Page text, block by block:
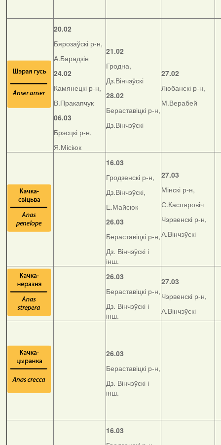
20.02
Бярозаўскі р-н,
А.Барадзін
24.02
Камянецкі р-н,
В.Пракапчук
06.03
Брэсцкі р-н,
Я.Місіюк
21.02
Гродна,
Дз.Вінчэўскі
28.02
Бераставіцкі р-н,
Дз.Вінчэўскі
27.02
Любанскі р-н,
М.Верабей
16.03
Гродзенскі р-н,
Дз.Вінчэўскі,
Е.Майсюк
26.03
Бераставіцкі р-н,
Дз. Вінчэўскі і
інш.
27.03
Мінскі р-н,
С.Каспяровіч
Чэрвенскі р-н,
А.Вінчэўскі
26.03
Бераставіцкі р-н,
Дз. Вінчэўскі і
інш.
27.03
Чэрвенскі р-н,
А.Вінчэўскі
26.03
Бераставіцкі р-н,
Дз. Вінчэўскі і
інш.
16.03